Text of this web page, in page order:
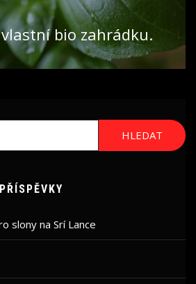
bio zahrádku.
slony na Srí Lance